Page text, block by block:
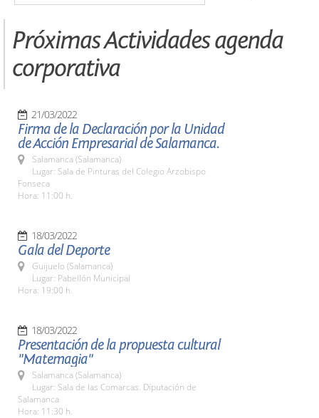
Próximas Actividades agenda
corporativa
21/03/2022
Firma de la Declaración por la Unidad
de Acción Empresarial de Salamanca.
Salamanca (Salamanca)
Lugar: Sala de Pinturas del Colegio Arzobispo
Fonseca
Hora: 11:00 h.
18/03/2022
Gala del Deporte
Guijuelo (Salamanca)
Lugar: Pabellón Municipal
Hora: 19:00 h.
18/03/2022
Presentación de la propuesta cultural
"Matemagia"
Salamanca (Salamanca)
Lugar: Sala de las Comarcas. Diputación de
Salamanca
Hora: 11:30 h.